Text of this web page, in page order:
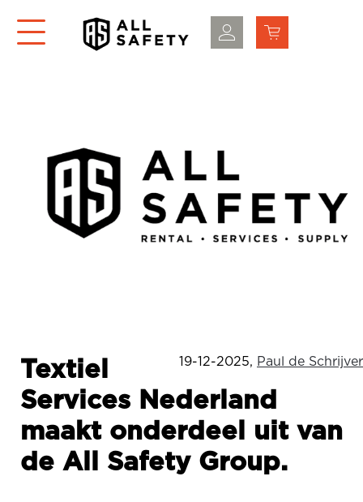
19-12-2025, Paul de Schrijver
Textiel
Services Nederland
maakt onderdeel uit van
de All Safety Group.